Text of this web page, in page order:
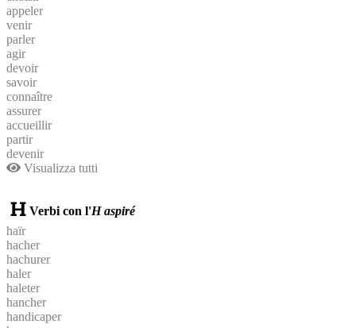
appeler
venir
parler
agir
devoir
savoir
connaître
assurer
accueillir
partir
devenir
Visualizza tutti
Verbi con l'H aspiré
haïr
hacher
hachurer
haler
haleter
hancher
handicaper